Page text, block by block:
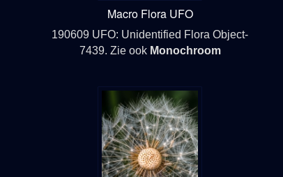
Macro Flora UFO
190609 UFO: Unidentified Flora Object-
7439. Zie ook Monochroom